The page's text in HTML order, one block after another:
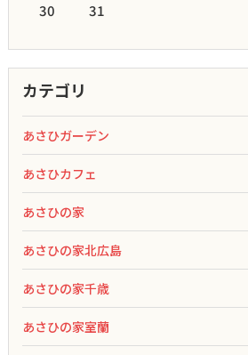
30
31
カテゴリ
あさひガーデン
あさひカフェ
あさひの家
あさひの家北広島
あさひの家千歳
あさひの家室蘭